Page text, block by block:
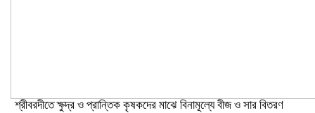
শ্রীবরদীতে ক্ষুদ্র ও প্রান্তিক কৃষকদের মাঝে বিনামূল্যে বীজ ও সার বিতরণ